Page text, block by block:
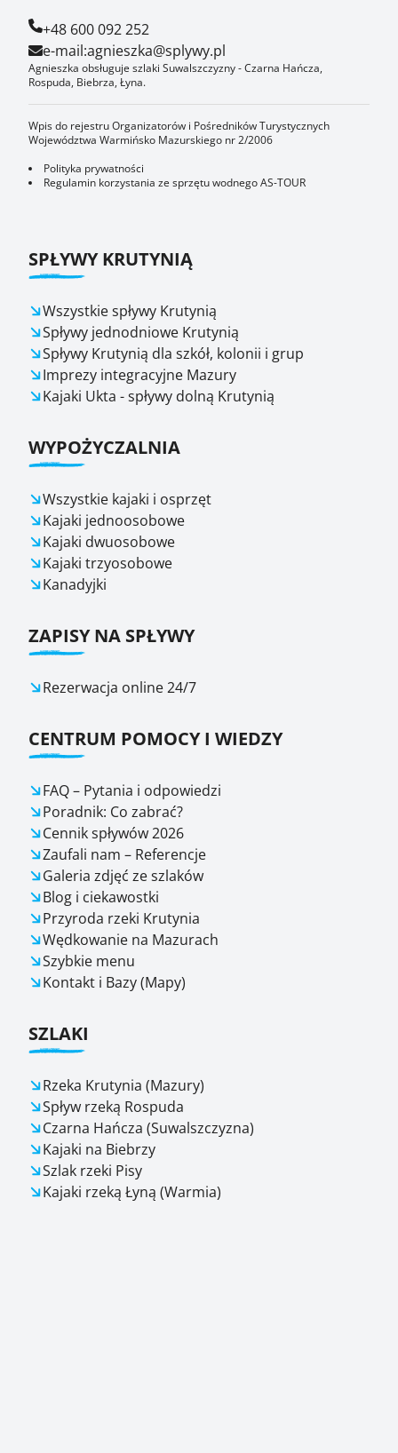
+48 600 092 252
e-mail:agnieszka@splywy.pl
Agnieszka obsługuje szlaki Suwalszczyzny - Czarna Hańcza,
Rospuda, Biebrza, Łyna.
Wpis do rejestru Organizatorów i Pośredników Turystycznych
Województwa Warmińsko Mazurskiego nr 2/2006
Polityka prywatności
Regulamin korzystania ze sprzętu wodnego AS-TOUR
SPŁYWY KRUTYNIĄ
Wszystkie spływy Krutynią
Spływy jednodniowe Krutynią
Spływy Krutynią dla szkół, kolonii i grup
Imprezy integracyjne Mazury
Kajaki Ukta - spływy dolną Krutynią
WYPOŻYCZALNIA
Wszystkie kajaki i osprzęt
Kajaki jednoosobowe
Kajaki dwuosobowe
Kajaki trzyosobowe
Kanadyjki
ZAPISY NA SPŁYWY
Rezerwacja online 24/7
CENTRUM POMOCY I WIEDZY
FAQ – Pytania i odpowiedzi
Poradnik: Co zabrać?
Cennik spływów 2026
Zaufali nam – Referencje
Galeria zdjęć ze szlaków
Blog i ciekawostki
Przyroda rzeki Krutynia
Wędkowanie na Mazurach
Szybkie menu
Kontakt i Bazy (Mapy)
SZLAKI
Rzeka Krutynia (Mazury)
Spływ rzeką Rospuda
Czarna Hańcza (Suwalszczyzna)
Kajaki na Biebrzy
Szlak rzeki Pisy
Kajaki rzeką Łyną (Warmia)